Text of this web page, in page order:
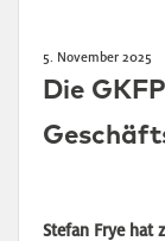
5. November 2025
Die
Stefan Frye hat